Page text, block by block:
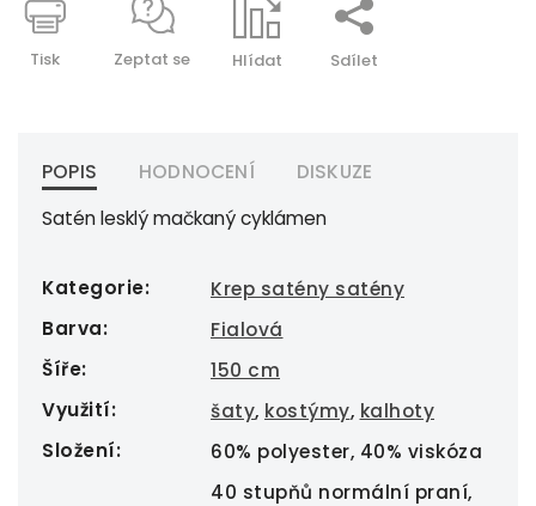
Tisk Zeptat se Hlídat Sdílet
POPIS HODNOCENÍ
DISKUZE
Satén lesklý mačkaný cyklámen
Kategorie:
Krep satény satény
Barva:
Fialová
Šíře:
150 cm
Využití: šaty, kostýmy, kalhoty
Složení: 60% polyester, 40% viskóza
40 stupňů normální praní,